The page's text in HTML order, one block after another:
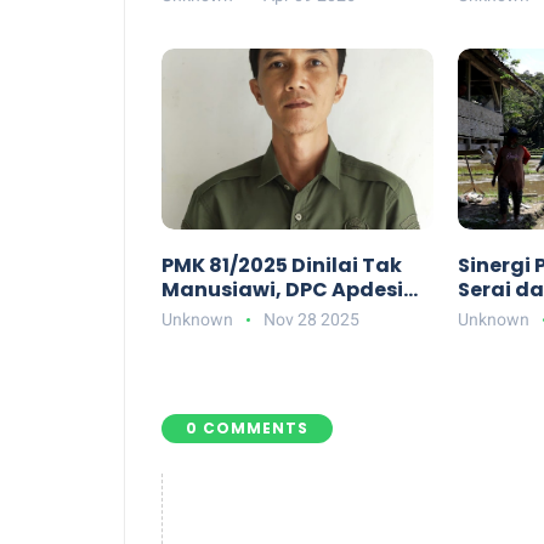
Wadah Sinergi Capai
PMK 81/2025 Dinilai Tak
Manusiawi, DPC Apdesi
Pesisir Barat Minta DPRD
Unknown Nov 28 2025
Sinergi
Serai
Jejama
Unknown
0 COMMENTS